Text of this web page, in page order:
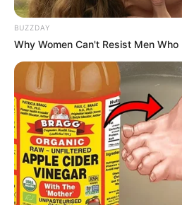
BUZZDAY
Why Women Can't Resist Men